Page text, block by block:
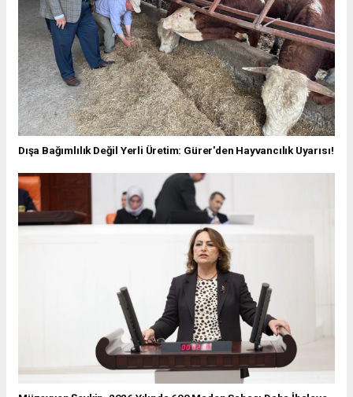
Dışa Bağımlılık Değil Yerli Üretim: Gürer'den Hayvancılık Uyarısı!